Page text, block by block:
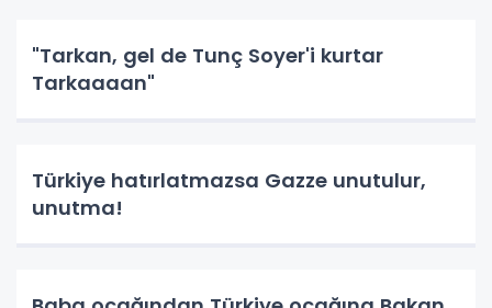
"Tarkan, gel de Tunç Soyer'i kurtar
Tarkaaaan"
Türkiye hatırlatmazsa Gazze unutulur,
unutma!